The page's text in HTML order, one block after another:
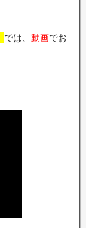
では、 動画でお